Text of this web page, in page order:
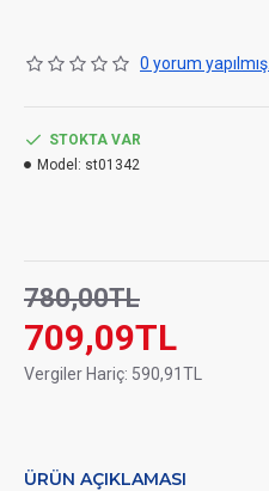
0 yorum yapılmış.
709,09TL
780,00TL
Vergiler Hariç: 590,91TL
STOKTA VAR
Model: st01342
ÜRÜN AÇIKLAMASI